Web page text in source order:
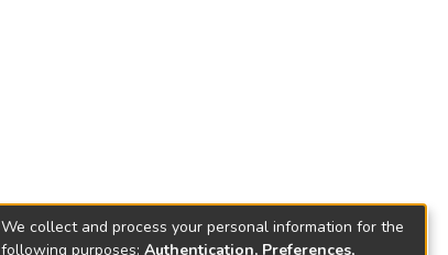
We collect and process your personal information for the
following purposes: Authentication, Preferences,